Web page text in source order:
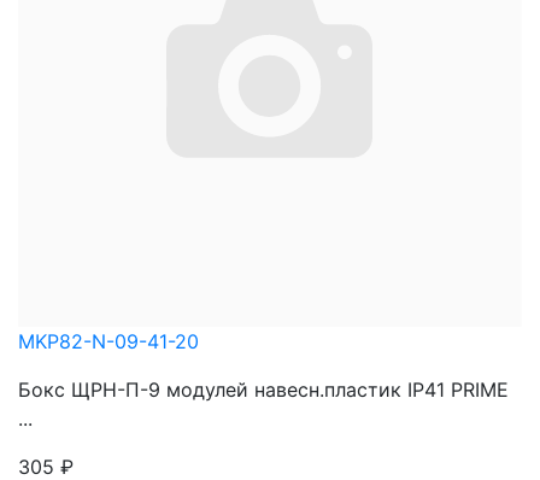
MKP82-N-09-41-20
Бокс ЩРН-П-9 модулей навесн.пластик IP41 PRIME
...
305 ₽